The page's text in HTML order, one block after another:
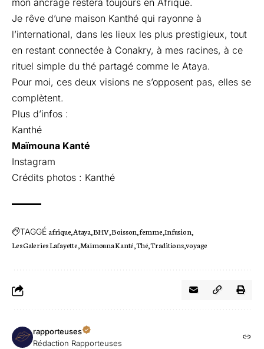
mon ancrage restera toujours en Afrique.
Je rêve d’une maison Kanthé qui rayonne à
l’international, dans les lieux les plus prestigieux, tout
en restant connectée à Conakry, à mes racines, à ce
rituel simple du thé partagé comme le Ataya.
Pour moi, ces deux visions ne s’opposent pas, elles se
complètent.
Plus d’infos :
Kanthé
Maïmouna Kanté
Instagram
Crédits photos : Kanthé
TAGGÉafrique Ataya BHV Boisson femme Infusion
Les Galeries Lafayette Maïmouna Kanté Thé Traditions voyage
rapporteuses
Rédaction Rapporteuses